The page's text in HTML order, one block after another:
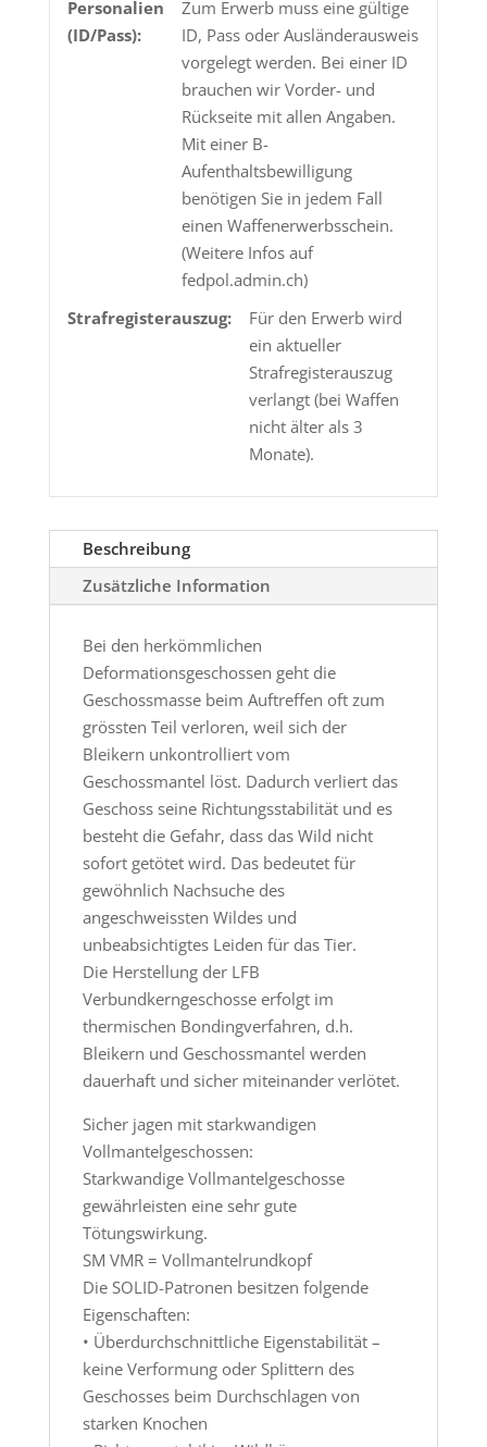
Personalien
(ID/Pass):
Zum Erwerb muss eine gültige
ID, Pass oder Ausländerausweis
vorgelegt werden. Bei einer ID
brauchen wir Vorder- und
Rückseite mit allen Angaben.
Mit einer B-
Aufenthaltsbewilligung
benötigen Sie in jedem Fall
einen Waffenerwerbsschein.
(Weitere Infos auf
fedpol.admin.ch)
Strafregisterauszug:
Für den Erwerb wird
ein aktueller
Strafregisterauszug
verlangt (bei Waffen
nicht älter als 3
Monate).
Beschreibung
Zusätzliche Information
Bei den herkömmlichen
Deformationsgeschossen geht die
Geschossmasse beim Auftreffen oft zum
grössten Teil verloren, weil sich der
Bleikern unkontrolliert vom
Geschossmantel löst. Dadurch verliert das
Geschoss seine Richtungsstabilität und es
besteht die Gefahr, dass das Wild nicht
sofort getötet wird. Das bedeutet für
gewöhnlich Nachsuche des
angeschweissten Wildes und
unbeabsichtigtes Leiden für das Tier.
Die Herstellung der LFB
Verbundkerngeschosse erfolgt im
thermischen Bondingverfahren, d.h.
Bleikern und Geschossmantel werden
dauerhaft und sicher miteinander verlötet.
Sicher jagen mit starkwandigen
Vollmantelgeschossen:
Starkwandige Vollmantelgeschosse
gewährleisten eine sehr gute
Tötungswirkung.
SM VMR = Vollmantelrundkopf
Die SOLID-Patronen besitzen folgende
Eigenschaften:
• Überdurchschnittliche Eigenstabilität –
keine Verformung oder Splittern des
Geschosses beim Durchschlagen von
starken Knochen